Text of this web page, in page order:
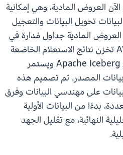
تدعم خدمة AWS Glue الآن العروض المادية، وهي إمكانية
تحويل البيانات والتعجيل
العروض المادية جداول مُدارة في
كتالوج بيانات AWS Glue تخزن نتائج الاستعلام الخاضعة
مسبقًا للحوسبة بتنسيق Apache Iceberg ويستمر
بيانات المصدر. تم تصميم هذه
على مهندسي البيانات وفرق
بدءًا من البيانات الأولية
النهائية، مع تقليل الجهد